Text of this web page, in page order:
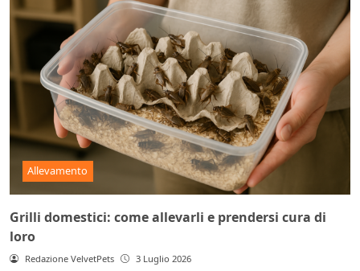
Allevamento
Grilli domestici: come allevarli e prendersi cura di
loro
Redazione VelvetPets 3 Luglio 2026